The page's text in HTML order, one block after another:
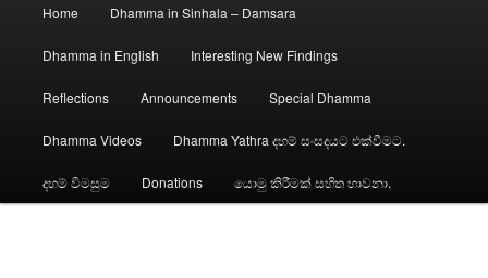
Home Dhamma in Sinhala – Damsara
Dhamma in English Interesting New Findings
Reflections Announcements Special Dhamma
Dhamma Videos Dhamma Yathra දහම් සංසදයට එක්වීමට.
දහම් විමසුම Donations යොමු කිරීමක් සහිත භාවනා.